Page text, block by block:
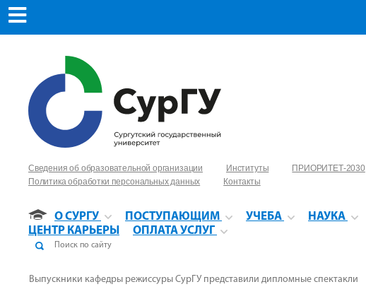
Сведения об образовательной организации Институты ПРИОРИТЕТ-2030
Политика обработки персональных данных
Контакты
О СУРГУ ПОСТУПАЮЩИМ УЧЕБА НАУКА
ЦЕНТР КАРЬЕРЫ
ОПЛАТА УСЛУГ
Выпускники кафедры режиссуры СурГУ представили дипломные спектакли